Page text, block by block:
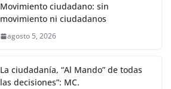
Movimiento ciudadano: sin
movimiento ni ciudadanos
agosto 5, 2026
La ciudadanía, “Al Mando” de todas
las decisiones”: MC.